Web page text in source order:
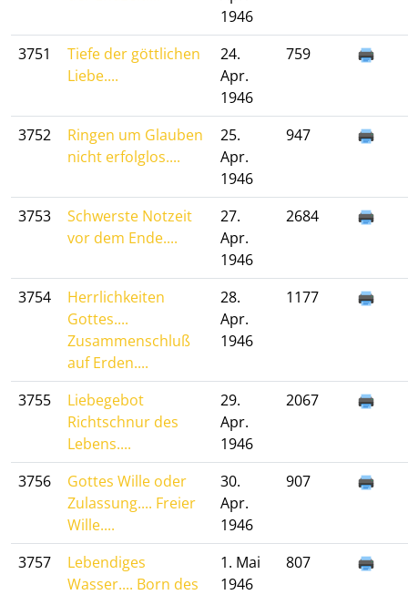
1946
3751
Tiefe der göttlichen
Liebe....
24.
Apr.
1946
759
3752
Ringen um Glauben
nicht erfolglos....
25.
Apr.
1946
947
3753
Schwerste Notzeit
vor dem Ende....
27.
Apr.
1946
2684
3754
Herrlichkeiten
Gottes....
Zusammenschluß
auf Erden....
28.
Apr.
1946
1177
3755
Liebegebot
Richtschnur des
Lebens....
29.
Apr.
1946
2067
3756
Gottes Wille oder
Zulassung.... Freier
Wille....
30.
Apr.
1946
907
3757
Lebendiges
Wasser.... Born des
1. Mai
1946
807